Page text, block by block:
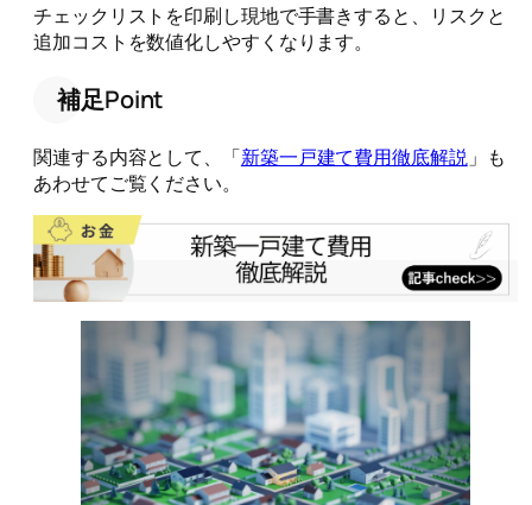
チェックリストを印刷し現地で手書きすると、リスクと
追加コストを数値化しやすくなります。
補足Point
関連する内容として、「新築一戸建て費用徹底解説」も
あわせてご覧ください。